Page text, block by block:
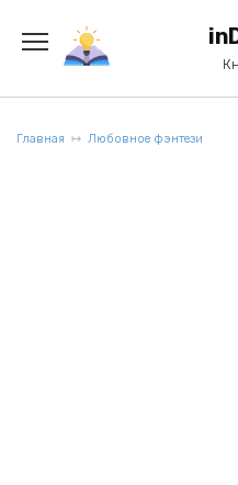
содержанию
Главная Любовное фэнтези